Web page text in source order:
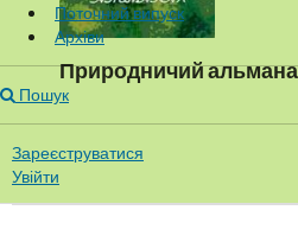
Природничий
Поточний випуск
Архіви
Пошук
Зареєструватися
Увійти